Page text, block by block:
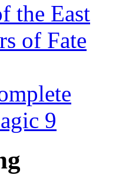
the East
of Fate
9